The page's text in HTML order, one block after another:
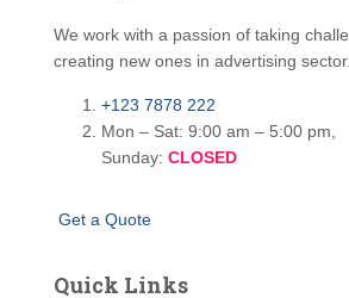
We work with a passion of taking
creating new ones in advertising sector.
+123 7878 222
Mon – Sat: 9:00 am – 5:00 pm,
Sunday: CLOSED
Get a Quote
Quick Links